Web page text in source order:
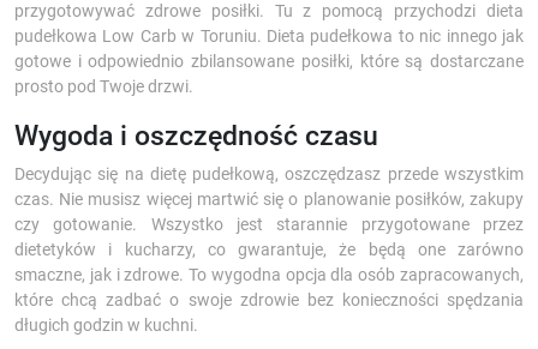
przygotowywać zdrowe posiłki. Tu z pomocą przychodzi dieta
pudełkowa Low Carb w Toruniu. Dieta pudełkowa to nic innego jak
gotowe i odpowiednio zbilansowane posiłki, które są dostarczane
prosto pod Twoje drzwi.
Wygoda i oszczędność czasu
Decydując się na dietę pudełkową, oszczędzasz przede wszystkim
czas. Nie musisz więcej martwić się o planowanie posiłków, zakupy
czy gotowanie. Wszystko jest starannie przygotowane przez
dietetyków i kucharzy, co gwarantuje, że będą one zarówno
smaczne, jak i zdrowe. To wygodna opcja dla osób zapracowanych,
które chcą zadbać o swoje zdrowie bez konieczności spędzania
długich godzin w kuchni.